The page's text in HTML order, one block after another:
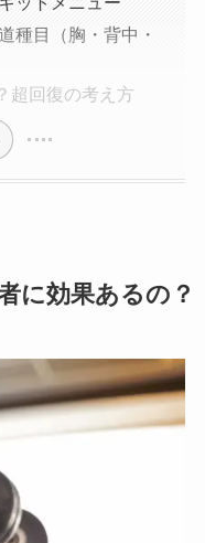
種目（胸・背中・
超回復の考え方
に効果あるの？